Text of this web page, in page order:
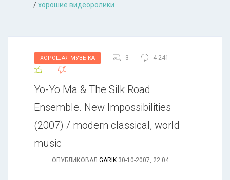
/хорошие видеоролики
ХОРОШАЯ МУЗЫКА 3 4 241
Yo-Yo Ma & The Silk Road
Ensemble. New Impossibilities
(2007) / modern classical, world
music
ОПУБЛИКОВАЛ GARIK 30-10-2007, 22:04